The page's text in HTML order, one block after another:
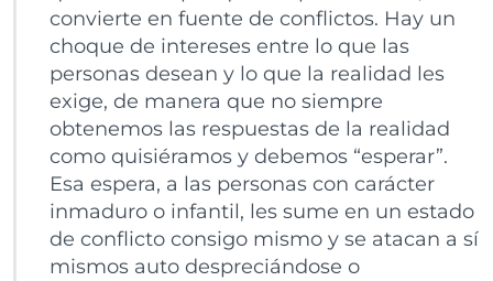
convierte en fuente de conflictos. Hay un
choque de intereses entre lo que las
personas desean y lo que la realidad les
exige, de manera que no siempre
obtenemos las respuestas de la realidad
como quisiéramos y debemos “esperar”.
Esa espera, a las personas con carácter
inmaduro o infantil, les sume en un estado
de conflicto consigo mismo y se atacan a sí
mismos auto despreciándose o